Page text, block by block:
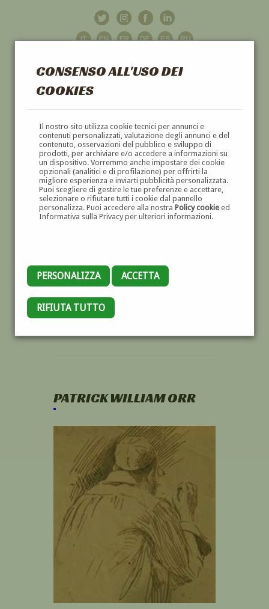
CONSENSO ALL'USO DEI
COOKIES
Il nostro sito utilizza cookie tecnici per annunci e
contenuti personalizzati, valutazione degli annunci e del
contenuto, osservazioni del pubblico e sviluppo di
prodotti, per archiviare e/o accedere a informazioni su
un dispositivo. Vorremmo anche impostare dei cookie
opzionali (analitici e di profilazione) per offrirti la
migliore esperienza e inviarti pubblicità personalizzata.
Puoi scegliere di gestire le tue preferenze e accettare,
selezionare o rifiutare tutti i cookie dal pannello
personalizza. Puoi accedere alla nostra Policy cookieed
Informativa sulla Privacy per ulteriori informazioni.
PERSONALIZZA ACCETTA
RIFIUTA TUTTO
GALLERIAD'ARTE
DIPINTI E SCULTURE '800 E '900
PATRICK WILLIAM ORR